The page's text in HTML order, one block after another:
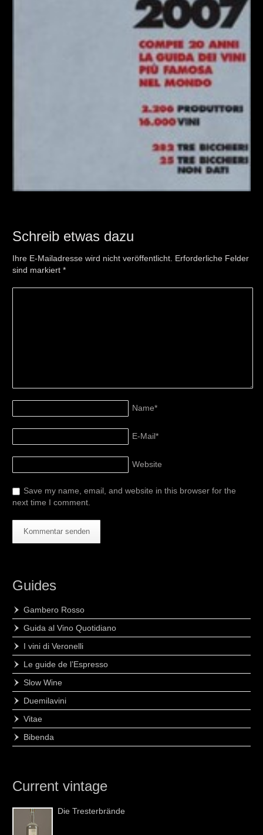
Schreib etwas dazu
Ihre E-Mailadresse wird nicht veröffentlicht. Erforderliche Felder
sind markiert*
Name*
E-Mail*
Website
Save my name, email, and website in this browser for the
next time I comment.
Guides
Gambero Rosso
Guida al Vino Quotidiano
I vini di Veronelli
Le guide de l’Espresso
Slow Wine
Duemilavini
Vitae
Bibenda
Current vintage
Die Tresterbrände